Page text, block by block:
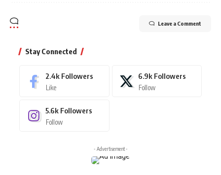
Leave a Comment
Stay Connected
2.4k Followers
Like
6.9k Followers
Follow
5.6k Followers
Follow
- Advertisement -